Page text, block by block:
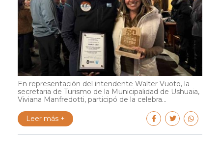
En representación del intendente Walter Vuoto, la
secretaria de Turismo de la Municipalidad de Ushuaia,
Viviana Manfredotti, participó de la celebra...
Leer más +